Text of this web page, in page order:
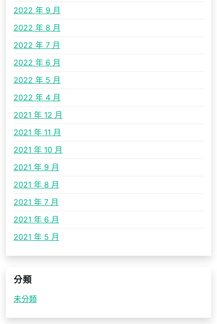
2022 年 9 月
2022 年 8 月
2022 年 7 月
2022 年 6 月
2022 年 5 月
2022 年 4 月
2021 年 12 月
2021 年 11 月
2021 年 10 月
2021 年 9 月
2021 年 8 月
2021 年 7 月
2021 年 6 月
2021 年 5 月
分類
未分類